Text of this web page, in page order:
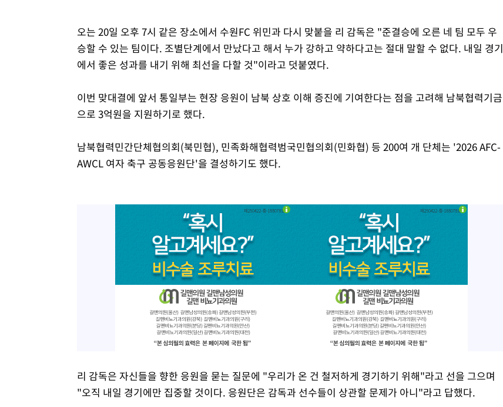
오는 20일 오후 7시 같은 장소에서 수원FC 위민과 다시 맞붙을 리 감독은 "준결승에 오른 네 팀 모두 우
승할 수 있는 팀이다. 조별단계에서 만났다고 해서 누가 강하고 약하다고는 절대 말할 수 없다. 내일 경기
에서 좋은 성과를 내기 위해 최선을 다할 것"이라고 덧붙였다.
이번 맞대결에 앞서 통일부는 현장 응원이 남북 상호 이해 증진에 기여한다는 점을 고려해 남북협력기금
으로 3억원을 지원하기로 했다.
남북협력민간단체협의회(북민협), 민족화해협력범국민협의회(민화협) 등 200여 개 단체는 '2026 AFC-
AWCL 여자 축구 공동응원단'을 결성하기도 했다.
리 감독은 자신들을 향한 응원을 묻는 질문에 "우리가 온 건 철저하게 경기하기 위해"라고 선을 그으며
"오직 내일 경기에만 집중할 것이다. 응원단은 감독과 선수들이 상관할 문제가 아니"라고 답했다.